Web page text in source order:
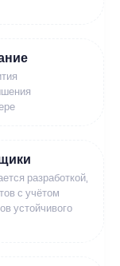
разработкой,
с учётом
устойчивого